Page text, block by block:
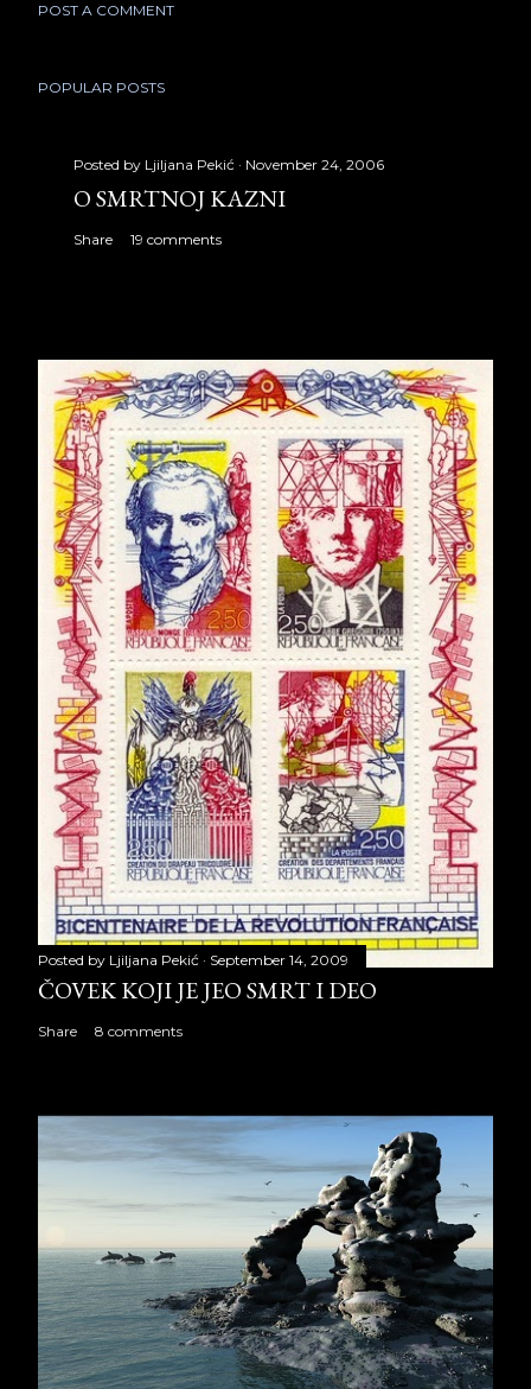
POST A COMMENT
POPULAR POSTS
Posted by Ljiljana Pekić November 24, 2006
O SMRTNOJ KAZNI
Share 19 comments
Posted by Ljiljana Pekić September 14, 2009
ČOVEK KOJI JE JEO SMRT I DEO
Share 8 comments